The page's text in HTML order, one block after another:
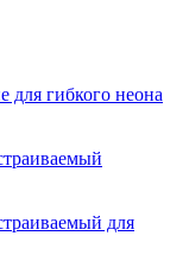
гибкого неона
для